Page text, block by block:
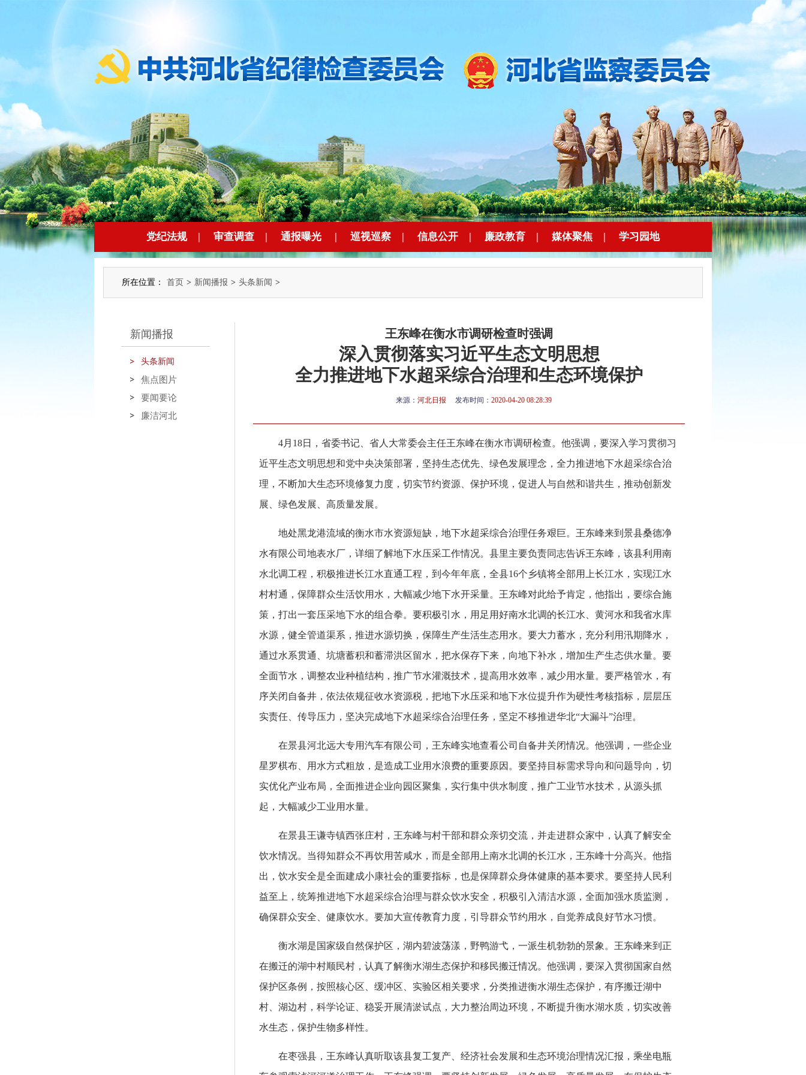
党纪法规 | 审查调查 | 通报曝光 | 巡视巡察 | 信息公开 | 廉政教育 | 媒体聚焦 | 学习园地
所在位置： 首页 > 新闻播报 > 头条新闻 >
新闻播报
头条新闻
焦点图片
要闻要论
廉洁河北
王东峰在衡水市调研检查时强调
深入贯彻落实习近平生态文明思想
全力推进地下水超采综合治理和生态环境保护
来源： 河北日报 发布时间： 2020-04-20 08:28:39
4月18日，省委书记、省人大常委会主任王东峰在衡水市调研检查。他强调，要深入学习贯彻习
近平生态文明思想和党中央决策部署，坚持生态优先、绿色发展理念，全力推进地下水超采综合治
理，不断加大生态环境修复力度，切实节约资源、保护环境，促进人与自然和谐共生，推动创新发
展、绿色发展、高质量发展。
地处黑龙港流域的衡水市水资源短缺，地下水超采综合治理任务艰巨。王东峰来到景县桑德净
水有限公司地表水厂，详细了解地下水压采工作情况。县里主要负责同志告诉王东峰，该县利用南
水北调工程，积极推进长江水直通工程，到今年年底，全县16个乡镇将全部用上长江水，实现江水
村村通，保障群众生活饮用水，大幅减少地下水开采量。王东峰对此给予肯定，他指出，要综合施
策，打出一套压采地下水的组合拳。要积极引水，用足用好南水北调的长江水、黄河水和我省水库
水源，健全管道渠系，推进水源切换，保障生产生活生态用水。要大力蓄水，充分利用汛期降水，
通过水系贯通、坑塘蓄积和蓄滞洪区留水，把水保存下来，向地下补水，增加生产生态供水量。要
全面节水，调整农业种植结构，推广节水灌溉技术，提高用水效率，减少用水量。要严格管水，有
序关闭自备井，依法依规征收水资源税，把地下水压采和地下水位提升作为硬性考核指标，层层压
实责任、传导压力，坚决完成地下水超采综合治理任务，坚定不移推进华北“大漏斗”治理。
在景县河北远大专用汽车有限公司，王东峰实地查看公司自备井关闭情况。他强调，一些企业
星罗棋布、用水方式粗放，是造成工业用水浪费的重要原因。要坚持目标需求导向和问题导向，切
实优化产业布局，全面推进企业向园区聚集，实行集中供水制度，推广工业节水技术，从源头抓
起，大幅减少工业用水量。
在景县王谦寺镇西张庄村，王东峰与村干部和群众亲切交流，并走进群众家中，认真了解安全
饮水情况。当得知群众不再饮用苦咸水，而是全部用上南水北调的长江水，王东峰十分高兴。他指
出，饮水安全是全面建成小康社会的重要指标，也是保障群众身体健康的基本要求。要坚持人民利
益至上，统筹推进地下水超采综合治理与群众饮水安全，积极引入清洁水源，全面加强水质监测，
确保群众安全、健康饮水。要加大宣传教育力度，引导群众节约用水，自觉养成良好节水习惯。
衡水湖是国家级自然保护区，湖内碧波荡漾，野鸭游弋，一派生机勃勃的景象。王东峰来到正
在搬迁的湖中村顺民村，认真了解衡水湖生态保护和移民搬迁情况。他强调，要深入贯彻国家自然
保护区条例，按照核心区、缓冲区、实验区相关要求，分类推进衡水湖生态保护，有序搬迁湖中
村、湖边村，科学论证、稳妥开展清淤试点，大力整治周边环境，不断提升衡水湖水质，切实改善
水生态，保护生物多样性。
在枣强县，王东峰认真听取该县复工复产、经济社会发展和生态环境治理情况汇报，乘坐电瓶